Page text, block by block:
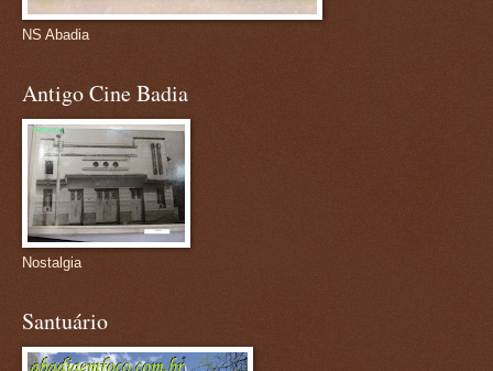
NS Abadia
Antigo Cine Badia
Nostalgia
Santuário